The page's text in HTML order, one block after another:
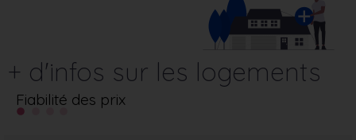
+ d'infos sur les logements
Fiabilité des prix